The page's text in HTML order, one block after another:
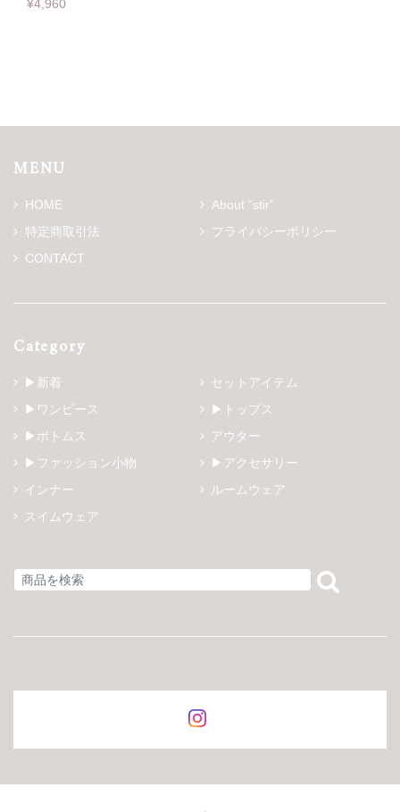
¥4,960
MENU
HOME
About “stir”
特定商取引法
プライバシーポリシー
CONTACT
Category
▶新着
セットアイテム
▶ワンピース
▶トップス
▶ボトムス
アウター
▶ファッション小物
▶アクセサリー
インナー
ルームウェア
スイムウェア